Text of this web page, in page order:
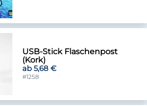
USB-Stick Flaschenpost
(Kork)
ab 5,68 €
#1258